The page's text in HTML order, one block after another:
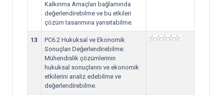
Kalkınma Amaçları bağlamında
değerlendirebilme ve bu etkileri
çözüm tasarımına yansıtabilme.
13
PC6.2 Hukuksal ve Ekonomik
Sonuçları Değerlendirebilme:
Mühendislik çözümlerinin
hukuksal sonuçlarını ve ekonomik
etkilerini analiz edebilme ve
değerlendirebilme.